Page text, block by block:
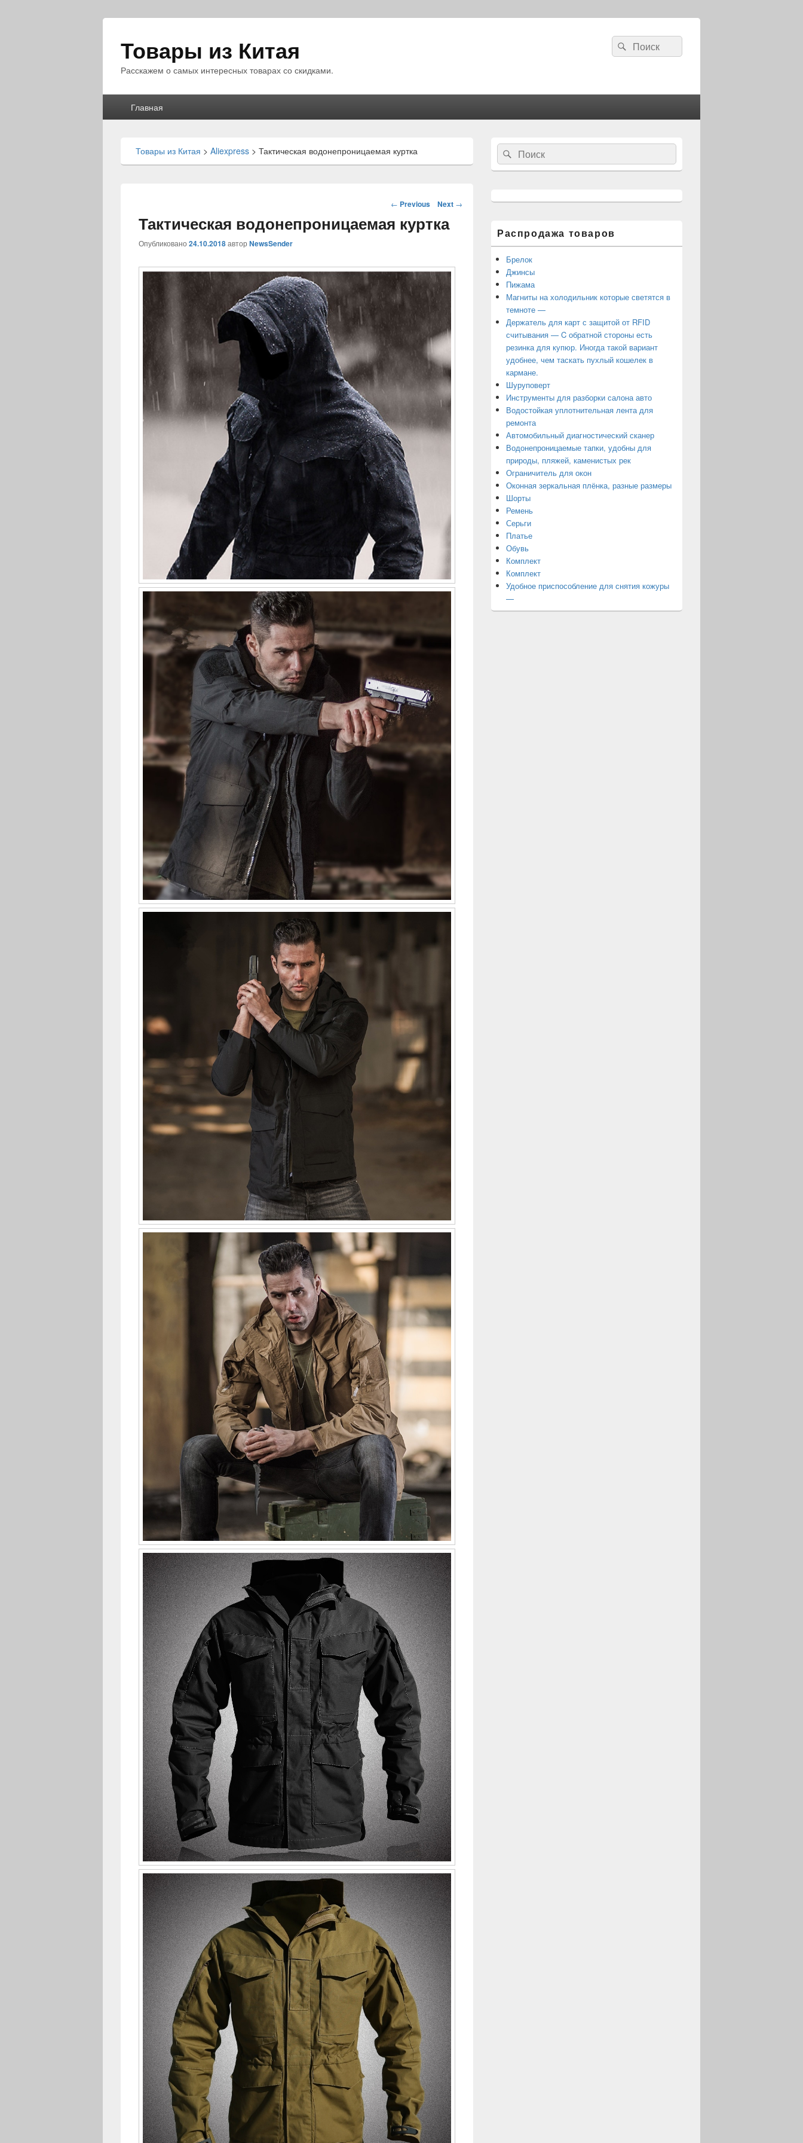
Товары из Китая
Расскажем о самых интересных товарах со скидками.
Search
for:
Search
Главная
Товары из Китая > Aliexpress > Тактическая водонепроницаемая куртка
Навигация
статьям
← Previous Next →
Тактическая водонепроницаемая куртка
Опубликовано 24.10.2018автор NewsSender
Область
основной
боковой
панели
Search
for:
Search
Распродажа товаров
Брелок
Джинсы
Пижама
Магниты на холодильник которые светятся в
темноте —
Держатель для карт с защитой от RFID
считывания — C обратной стороны есть
резинка для купюр. Иногда такой вариант
удобнее, чем таскать пухлый кошелек в
кармане.
Шуруповерт
Инструменты для разборки салона авто
Водостойкая уплотнительная лента для
ремонта
Автомобильный диагностический сканер
Водонепроницаемые тапки, удобны для
природы, пляжей, каменистых рек
Ограничитель для окон
Оконная зеркальная плёнка, разные размеры
Шорты
Ремень
Серьги
Платье
Обувь
Комплект
Комплект
Удобное приспособление для снятия кожуры
—